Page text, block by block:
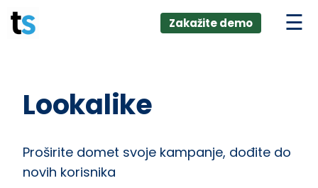
Skip
to
AI +
Zakažite demo
Lookalike
Proširite domet svoje kampanje, dođite do
novih korisnika